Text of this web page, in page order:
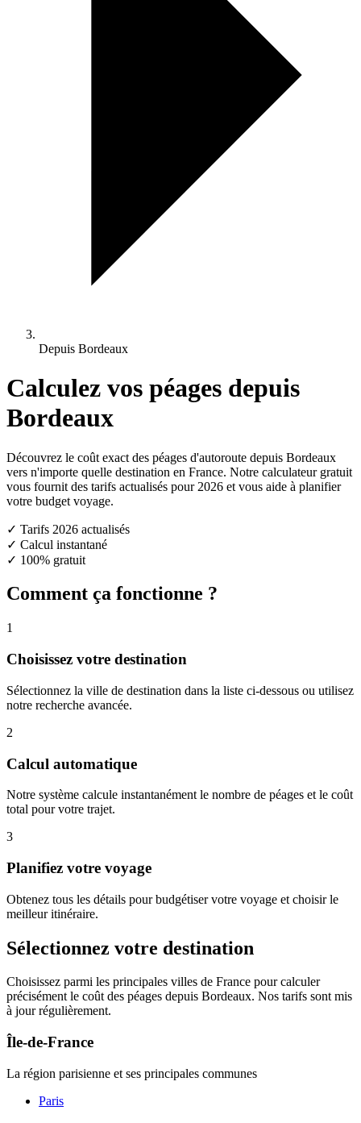
Depuis Bordeaux
Calculez vos péages depuis
Bordeaux
Découvrez le coût exact des péages d'autoroute depuis Bordeaux
vers n'importe quelle destination en France. Notre calculateur gratuit
vous fournit des tarifs actualisés pour 2026 et vous aide à planifier
votre budget voyage.
✓ Tarifs 2026 actualisés
✓ Calcul instantané
✓ 100% gratuit
Comment ça fonctionne ?
1
Choisissez votre destination
Sélectionnez la ville de destination dans la liste ci-dessous ou utilisez
notre recherche avancée.
2
Calcul automatique
Notre système calcule instantanément le nombre de péages et le coût
total pour votre trajet.
3
Planifiez votre voyage
Obtenez tous les détails pour budgétiser votre voyage et choisir le
meilleur itinéraire.
Sélectionnez votre destination
Choisissez parmi les principales villes de France pour calculer
précisément le coût des péages depuis Bordeaux. Nos tarifs sont mis
à jour régulièrement.
Île-de-France
La région parisienne et ses principales communes
Paris